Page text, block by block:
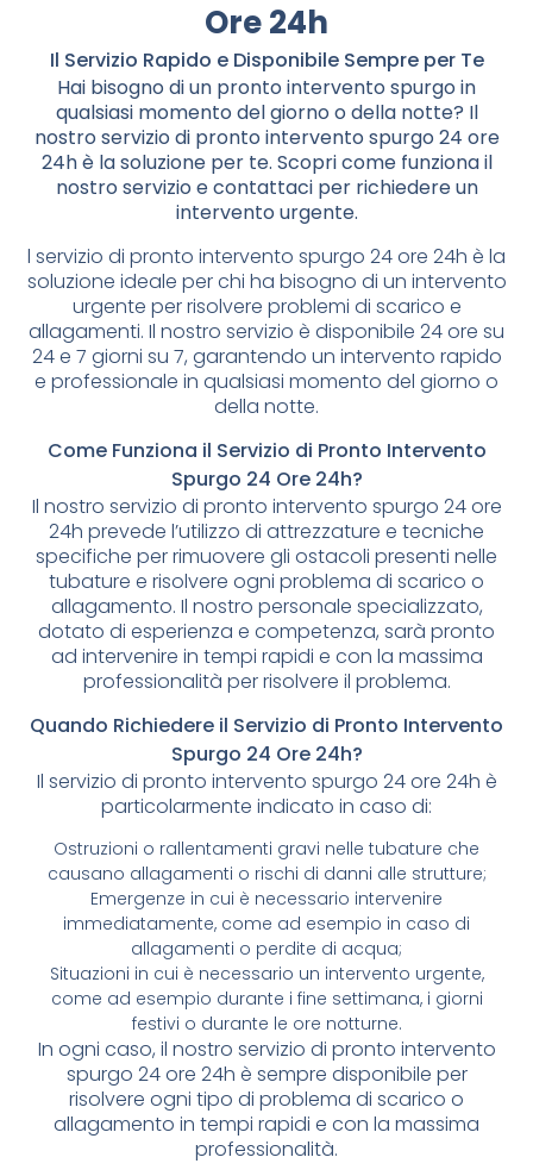
Ore 24h
Il Servizio Rapido e Disponibile Sempre per Te
Hai bisogno di un pronto intervento spurgo in
qualsiasi momento del giorno o della notte? Il
nostro servizio di pronto intervento spurgo 24 ore
24h è la soluzione per te. Scopri come funziona il
nostro servizio e contattaci per richiedere un
intervento urgente.
l servizio di pronto intervento spurgo 24 ore 24h è la
soluzione ideale per chi ha bisogno di un intervento
urgente per risolvere problemi di scarico e
allagamenti. Il nostro servizio è disponibile 24 ore su
24 e 7 giorni su 7, garantendo un intervento rapido
e professionale in qualsiasi momento del giorno o
della notte.
Come Funziona il Servizio di Pronto Intervento
Spurgo 24 Ore 24h?
Il nostro servizio di pronto intervento spurgo 24 ore
24h prevede l’utilizzo di attrezzature e tecniche
specifiche per rimuovere gli ostacoli presenti nelle
tubature e risolvere ogni problema di scarico o
allagamento. Il nostro personale specializzato,
dotato di esperienza e competenza, sarà pronto
ad intervenire in tempi rapidi e con la massima
professionalità per risolvere il problema.
Quando Richiedere il Servizio di Pronto Intervento
Spurgo 24 Ore 24h?
Il servizio di pronto intervento spurgo 24 ore 24h è
particolarmente indicato in caso di:
Ostruzioni o rallentamenti gravi nelle tubature che
causano allagamenti o rischi di danni alle strutture;
Emergenze in cui è necessario intervenire
immediatamente, come ad esempio in caso di
allagamenti o perdite di acqua;
Situazioni in cui è necessario un intervento urgente,
come ad esempio durante i fine settimana, i giorni
festivi o durante le ore notturne.
In ogni caso, il nostro servizio di pronto intervento
spurgo 24 ore 24h è sempre disponibile per
risolvere ogni tipo di problema di scarico o
allagamento in tempi rapidi e con la massima
professionalità.